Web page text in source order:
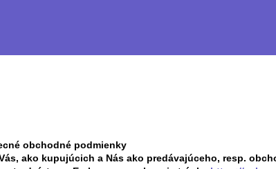
obchodné podmienky
ako kupujúcich a Nás ako predávajúceho, resp.